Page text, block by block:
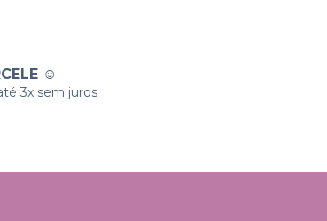
☺
3x sem juros